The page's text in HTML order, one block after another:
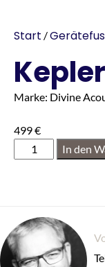
Start /
Marke: Divine
499€
In den